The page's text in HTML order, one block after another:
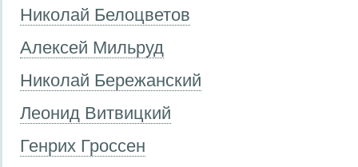
Николай Белоцветов
Алексей Мильруд
Николай Бережанский
Леонид Витвицкий
Генрих Гроссен